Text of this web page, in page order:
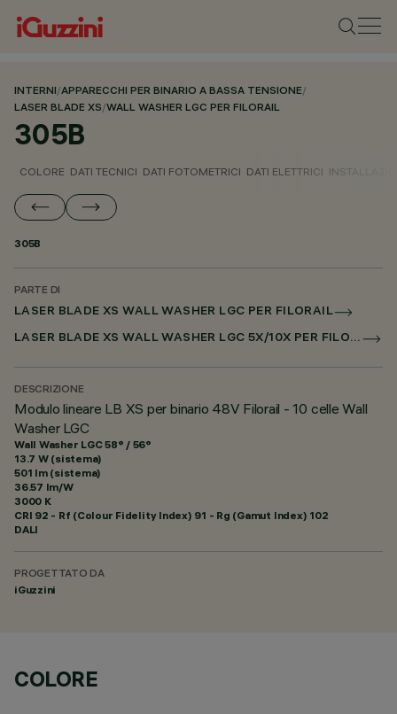
INTERNI/APPARECCHI PER BINARIO A BASSA TENSIONE/
LASER BLADE XS/WALL WASHER LGC PER FILORAIL
305B
COLORE DATI TECNICI DATI FOTOMETRICI DATI ELETTRICI
305B
PARTE DI
LASER BLADE XS WALL WASHER LGC PER FILORAIL
LASER BLADE XS WALL WASHER LGC 5X/10X PER FILORAIL DALI POWERLINE
DESCRIZIONE
Modulo lineare LB XS per binario 48V Filorail - 10 celle Wall
Washer LGC
Wall Washer LGC 58° / 56°
13.7 W (sistema)
501 lm (sistema)
36.57 lm/W
3000 K
CRI 92 - Rf (Colour Fidelity Index) 91 - Rg (Gamut Index) 102
DALI
PROGETTATO DA
iGuzzini
COLORE